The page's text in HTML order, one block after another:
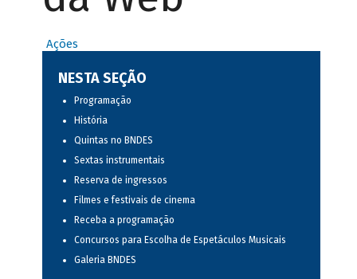
Ações
NESTA SEÇÃO
Programação
História
Quintas no BNDES
Sextas instrumentais
Reserva de ingressos
Filmes e festivais de cinema
Receba a programação
Concursos para Escolha de Espetáculos Musicais
Galeria BNDES